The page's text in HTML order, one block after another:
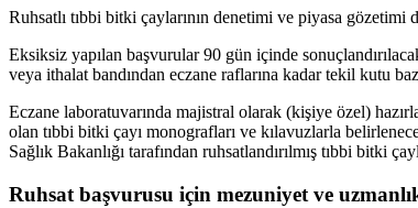
Ruhsatlı tıbbi bitki çaylarının denetimi ve piyasa gözetimi
Eksiksiz yapılan başvurular 90 gün içinde
veya ithalat bandından eczane raflarına kadar tekil kutu
Eczane laboratuvarında majistral olarak (kişiye özel)
olan tıbbi bitki çayı monografları ve kılavuzlarla
Sağlık Bakanlığı tarafından ruhsatlandırılmış tıbbi bitki
Ruhsat başvurusu için mezuniyet ve